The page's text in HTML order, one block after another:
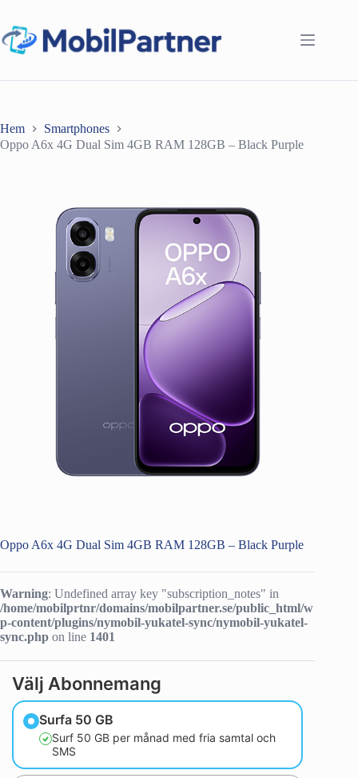
innehåll
Hem
Smartphones
Oppo A6x 4G Dual Sim 4GB RAM 128GB – Black Purple
Oppo A6x 4G Dual Sim 4GB RAM 128GB – Black Purple
Warning: Undefined array key "subscription_notes" in
/home/mobilprtnr/domains/mobilpartner.se/public_html/w
p-content/plugins/nymobil-yukatel-sync/nymobil-yukatel-
sync.php on line 1401
Välj Abonnemang
Surfa 50 GB
Surf 50 GB per månad med fria samtal och
SMS